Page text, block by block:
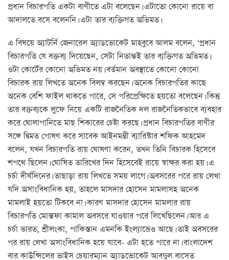
প্রধান বিচারপতি একটা বাণীতে এটা বলেছেন। এটাতো কোনো রায়ে বা
আদালতে বসে বলেননি। এটা তার ব্যক্তিগত অভিমত।
এ বিষয়ে অ্যাটর্নি জেনারেল অ্যাডভোকেট মাহবুবে আলম বলেন, ‘প্রধান
বিচারপতি যে বক্তব্য দিয়েছেন, সেটা নিতান্তই তার ব্যক্তিগত অভিমত।
ওটা কোর্টের কোনো অভিমত নয়। বর্তমান অবস্থাতে কোনো কোনো
বিচারক রায় লিখতে অনেক বিলম্ব করছেন। অনেক বিচারপতির কাছে
অনেক বেশি ফাইল থাকতে পারে, সে পরিপ্রেক্ষিতে হয়তো বলেছেন। কিন্তু
তার বক্তব্যকে লুফে নিয়ে একটি রাজনৈতিক দল রাজনৈতিকভাবে ব্যবহার
করে ঘোলাপানিতে মাছ শিকারের চেষ্টা করছে। প্রধান বিচারপতির বাণীর
সঙ্গে দ্বিমত পোষণ করে সাবেক আইনমন্ত্রী ব্যারিস্টার শফিক আহমেদ
বলেন, যখন বিচারপতি রায় ঘোষণা করেন, তখন তিনি বিচারক হিসেবে
শপথে ছিলেন। ঘোষিত তারিখের দিন হিসেবেই রায়ে স্বাক্ষর করা হয়। এ
চর্চা দীর্ঘদিনের। তাছাড়া রায় লিখতে সময় লাগে। অবসরের পরে রায় লেখা
যদি অসাংবিধানিক হয়, তাহলে মাসদার হোসেন মামলাসহ অনেক
মামলাই হয়তো টিকবে না। কারণ মাসদার হোসেন মামলার রায়
বিচারপতি মোস্তফা কামাল অবসরে যাওয়ার পরে লিখেছিলেন। আর এ
চর্চা ভারত, শ্রীলংকা, পাকিস্তান এমনকি ইংল্যান্ডেও আছে। তাই অবসরের
পর রায় লেখা অসাংবিধানিক হয়ে যাবে- এটা হতে পারে না। বাংলাদেশ
বার কাউন্সিলের ভাইস চেয়ারম্যান অ্যাডভোকেট আবদুল বাসেত